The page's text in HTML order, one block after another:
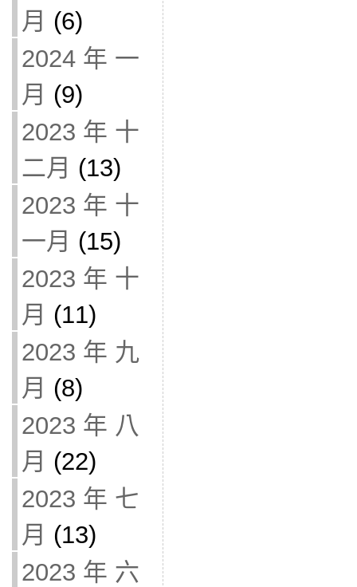
月 (6)
2024 年 一
月 (9)
2023 年 十
二月 (13)
2023 年 十
一月 (15)
2023 年 十
月 (11)
2023 年 九
月 (8)
2023 年 八
月 (22)
2023 年 七
月 (13)
2023 年 六